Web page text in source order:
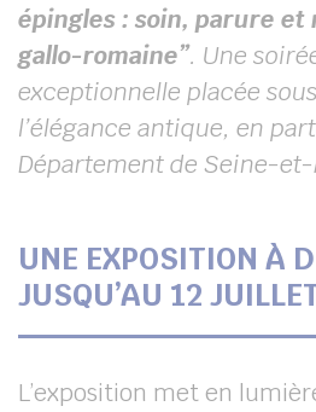
épingles : soin, parure et
gallo-romaine”. Une
exceptionnelle placée
l’élégance antique, en
Département de Seine-
UNE EXPOSITION À
JUSQU’AU 12
L’exposition met en